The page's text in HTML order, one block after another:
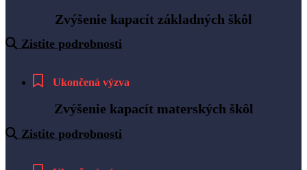
Zvýšenie kapacít základných škôl
Zistite podrobnosti
Ukončená výzva
Zvýšenie kapacít materských škôl
Zistite podrobnosti